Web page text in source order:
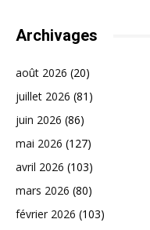
Archivages
août 2026 (20)
juillet 2026 (81)
juin 2026 (86)
mai 2026 (127)
avril 2026 (103)
mars 2026 (80)
février 2026 (103)